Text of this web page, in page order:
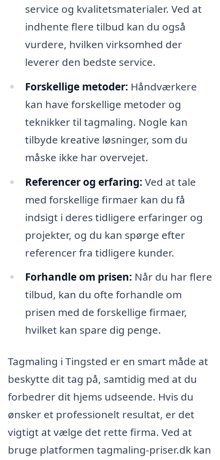
service og kvalitetsmaterialer. Ved at
indhente flere tilbud kan du også
vurdere, hvilken virksomhed der
leverer den bedste service.
Forskellige metoder: Håndværkere
kan have forskellige metoder og
teknikker til tagmaling. Nogle kan
tilbyde kreative løsninger, som du
måske ikke har overvejet.
Referencer og erfaring: Ved at tale
med forskellige firmaer kan du få
indsigt i deres tidligere erfaringer og
projekter, og du kan spørge efter
referencer fra tidligere kunder.
Forhandle om prisen: Når du har flere
tilbud, kan du ofte forhandle om
prisen med de forskellige firmaer,
hvilket kan spare dig penge.
Tagmaling i Tingsted er en smart måde at
beskytte dit tag på, samtidig med at du
forbedrer dit hjems udseende. Hvis du
ønsker et professionelt resultat, er det
vigtigt at vælge det rette firma. Ved at
bruge platformen tagmaling-priser.dk kan